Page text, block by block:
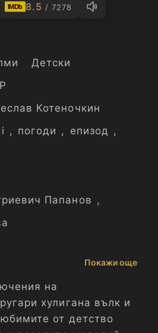
IMDb 8.5 / 7278
Детски
Котеночкин
, погоди , епизод ,
Папанов ,
Покажи още
на
хулигана вълк и
от детство